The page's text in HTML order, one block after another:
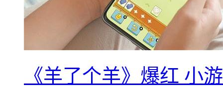
《羊了个羊》爆红 小